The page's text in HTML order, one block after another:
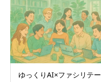
ゆっくりAI×ファシリテー